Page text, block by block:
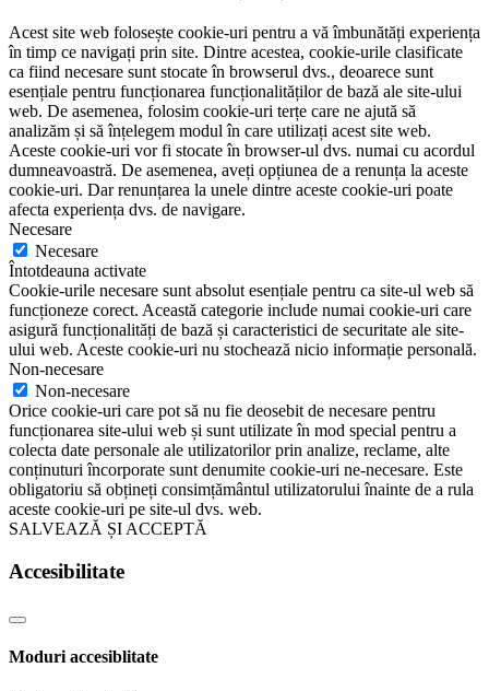
Acest site web folosește cookie-uri pentru a vă îmbunătăți experiența
în timp ce navigați prin site. Dintre acestea, cookie-urile clasificate
ca fiind necesare sunt stocate în browserul dvs., deoarece sunt
esențiale pentru funcționarea funcționalităților de bază ale site-ului
web. De asemenea, folosim cookie-uri terțe care ne ajută să
analizăm și să înțelegem modul în care utilizați acest site web.
Aceste cookie-uri vor fi stocate în browser-ul dvs. numai cu acordul
dumneavoastră. De asemenea, aveți opțiunea de a renunța la aceste
cookie-uri. Dar renunțarea la unele dintre aceste cookie-uri poate
afecta experiența dvs. de navigare.
Necesare
Necesare
Întotdeauna activate
Cookie-urile necesare sunt absolut esențiale pentru ca site-ul web să
funcționeze corect. Această categorie include numai cookie-uri care
asigură funcționalități de bază și caracteristici de securitate ale site-
ului web. Aceste cookie-uri nu stochează nicio informație personală.
Non-necesare
Non-necesare
Orice cookie-uri care pot să nu fie deosebit de necesare pentru
funcționarea site-ului web și sunt utilizate în mod special pentru a
colecta date personale ale utilizatorilor prin analize, reclame, alte
conținuturi încorporate sunt denumite cookie-uri ne-necesare. Este
obligatoriu să obțineți consimțământul utilizatorului înainte de a rula
aceste cookie-uri pe site-ul dvs. web.
SALVEAZĂ ȘI ACCEPTĂ
Accesibilitate
Moduri accesiblitate